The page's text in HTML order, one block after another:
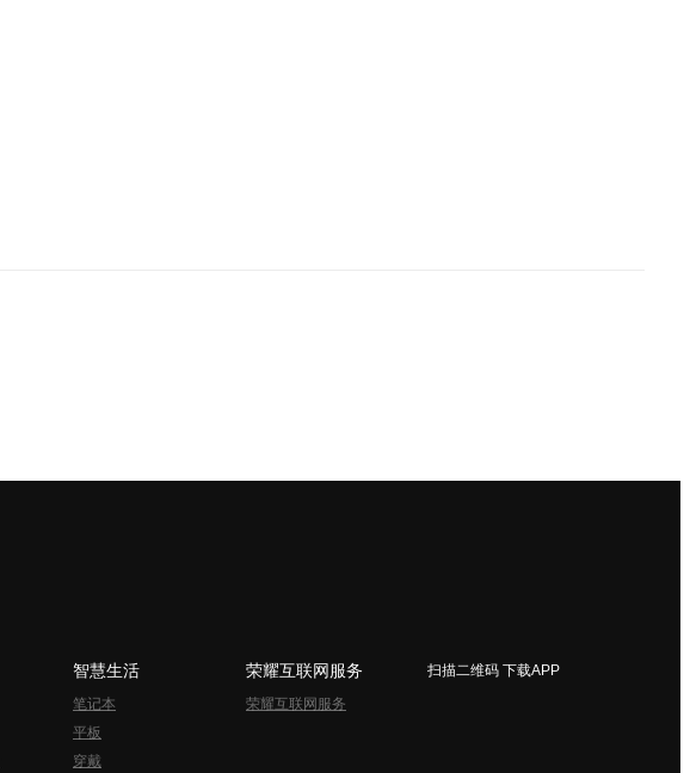
智慧生活
笔记本
平板
穿戴
荣耀互联网服务
荣耀互联网服务
扫描二维码 下载APP